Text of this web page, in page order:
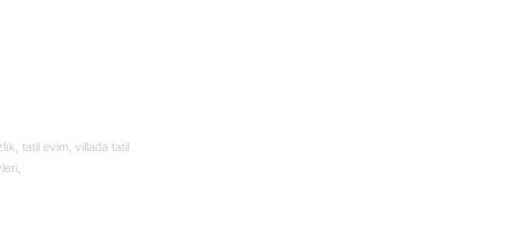
tatil evim villada tatil